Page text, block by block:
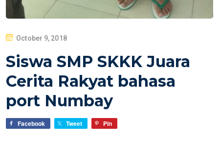
P
S
T
E
D
N
October 9, 2018
Siswa SMP SKKK Juara
Cerita Rakyat bahasa
port Numbay
Facebook Tweet Pin